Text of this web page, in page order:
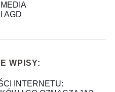
AGD
WPISY:
INTERNETU: